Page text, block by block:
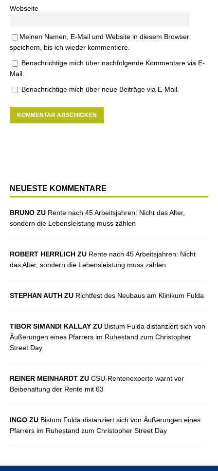
Webseite
Meinen Namen, E-Mail und Website in diesem Browser
speichern, bis ich wieder kommentiere.
Benachrichtige mich über nachfolgende Kommentare via E-
Mail.
Benachrichtige mich über neue Beiträge via E-Mail.
NEUESTE KOMMENTARE
BRUNO ZU Rente nach 45 Arbeitsjahren: Nicht das Alter,
sondern die Lebensleistung muss zählen
ROBERT HERRLICH ZU Rente nach 45 Arbeitsjahren: Nicht
das Alter, sondern die Lebensleistung muss zählen
STEPHAN AUTH ZU Richtfest des Neubaus am Klinikum Fulda
TIBOR SIMANDI KALLAY ZU Bistum Fulda distanziert sich von
Äußerungen eines Pfarrers im Ruhestand zum Christopher
Street Day
REINER MEINHARDT ZU CSU-Rentenexperte warnt vor
Beibehaltung der Rente mit 63
INGO ZU Bistum Fulda distanziert sich von Äußerungen eines
Pfarrers im Ruhestand zum Christopher Street Day